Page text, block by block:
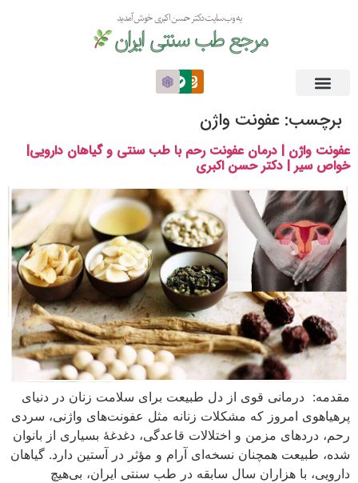
به وب سایت دکتر حسن اکبری خوش آمدید
مرجع طب سنتی ایران
برچسب: عفونت واژن
عفونت واژن | درمان عفونت رحم با طب سنتی و گیاهان دارویی|
خواص سیر | دکتر حسن اکبری
مقدمه: درمانی قوی از دل طبیعت برای سلامت زنان در دنیای
پرهیاهوی امروز که مشکلات زنانه مثل عفونت‌های واژنی، سردی
رحم، دردهای مزمن و اختلالات قاعدگی، دغدغهٔ بسیاری از بانوان
شده، طبیعت همچنان نسخه‌ای آرام و مؤثر در آستین دارد. گیاهان
دارویی، با هزاران سال سابقه در طب سنتی ایران، بی‌هیچ